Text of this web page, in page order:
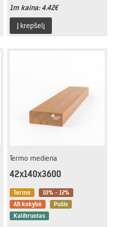
1m kaina:4.42€
Į krepšelį
Termo mediena
42x140x3600
Termo
10% - 12%
AB kokybė
Pušis
Kalibruotas